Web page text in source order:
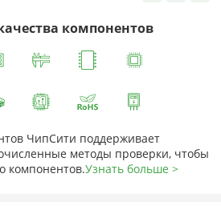
компонентов
ЧипСити поддерживает
методы проверки, чтобы
компонентов.Узнать больше >